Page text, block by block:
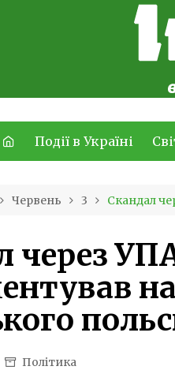
Події в Україні
Червень 3 Скандал
через
Політика